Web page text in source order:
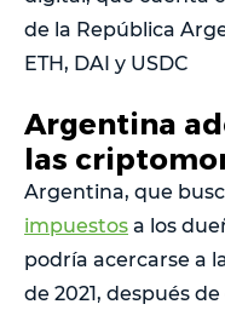
de la República
ETH, DAI y USDC
Argentina
las
Argentina, que
impuestos a los
podría acercarse a
de 2021, después